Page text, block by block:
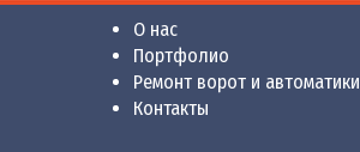
О нас
Портфолио
Ремонт ворот и автоматики
Контакты